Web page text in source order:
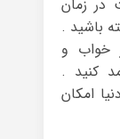
در زمان
باشید .
خواب و
کنید .
امکان